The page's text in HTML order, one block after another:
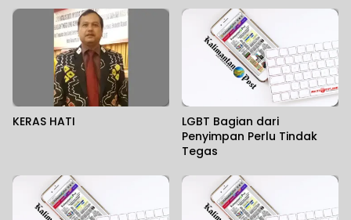
KERAS HATI
LGBT Bagian dari
Penyimpan Perlu Tindak
Tegas